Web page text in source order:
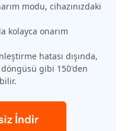
modu, cihazınızdaki
kolayca onarım
hatası dışında,
döngüsü gibi 150'den